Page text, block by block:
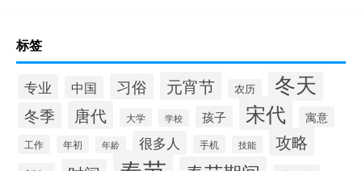
标签
专业 中国 习俗 元宵节 农历 冬天
冬季 唐代 大学 学校 孩子 宋代 寓意
工作 年初 年龄 很多人 手机 技能 攻略